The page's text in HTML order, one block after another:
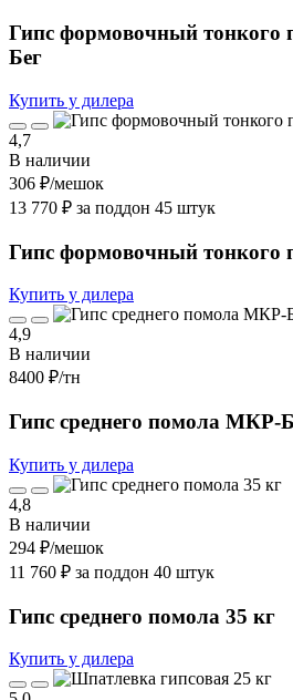
Гипс формовочный
Бег
Купить у дилера
4,7
В наличии
306 ₽/мешок
13 770 ₽ за поддон 45 штук
Гипс формовочный тонкого
Купить у дилера
4,9
В наличии
8400 ₽/тн
Гипс среднего помола МКР-
Купить у дилера
4,8
В наличии
294 ₽/мешок
11 760 ₽ за поддон 40 штук
Гипс среднего помола 35 кг
Купить у дилера